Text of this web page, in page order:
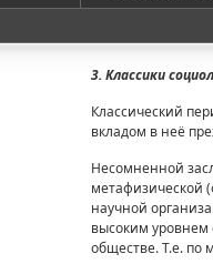
3. Классики
Классический
вкладом в неё
Несомненной
метафизической
научной
высоким уровнем
обществе. Т.е. по